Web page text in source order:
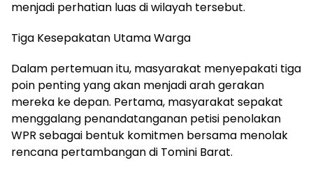
menjadi perhatian luas di wilayah tersebut.
Tiga Kesepakatan Utama Warga
Dalam pertemuan itu, masyarakat menyepakati tiga
poin penting yang akan menjadi arah gerakan
mereka ke depan. Pertama, masyarakat sepakat
menggalang penandatanganan petisi penolakan
WPR sebagai bentuk komitmen bersama menolak
rencana pertambangan di Tomini Barat.